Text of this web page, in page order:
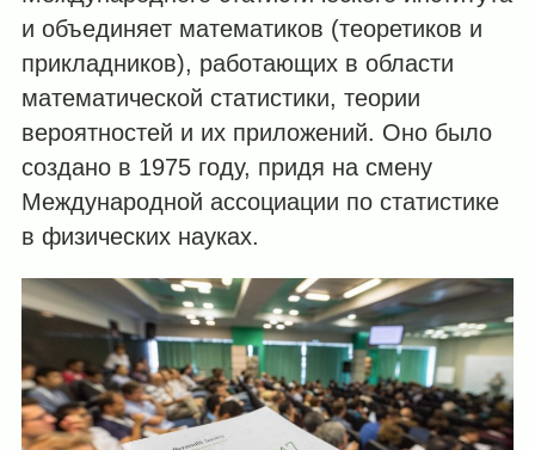
и объединяет математиков (теоретиков и
прикладников), работающих в области
математической статистики, теории
вероятностей и их приложений. Оно было
создано в 1975 году, придя на смену
Международной ассоциации по статистике
в физи­ческих науках.